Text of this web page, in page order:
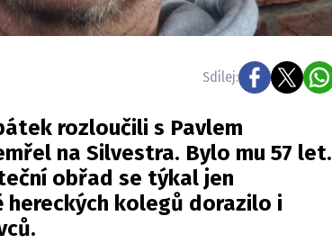
Sdílej:
rozloučili s Pavlem
na Silvestra. Bylo mu 57 let.
obřad se týkal jen
hereckých kolegů dorazilo i